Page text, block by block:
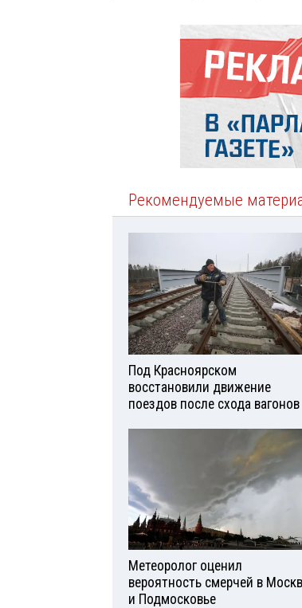
Рекомендуемые
Под Красноярском
восстановили движение
поездов после схода вагонов
Метеоролог оценил
вероятность смерчей в
и Подмосковье